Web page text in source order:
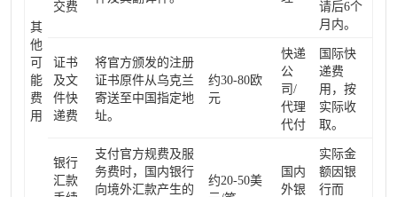
其
他
可
能
费
用
交费
请后6个
月内。
证书
及文
件快
递费
将官方颁发的注册
证书原件从乌克兰
寄送至中国指定地
址。
约30-80欧
元
快递
公
司/
代理
代付
国际快
递费
用，按
实际收
取。
银行
汇款
支付官方规费及服
务费时，国内银行
向境外汇款产生的
约20-50美
国内
外银
实际金
额因银
行而